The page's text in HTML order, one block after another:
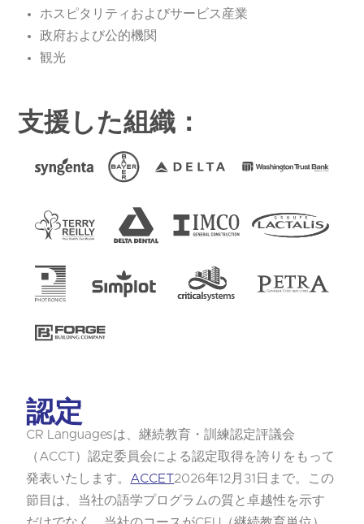
ホスピタリティおよびサービス産業
政府および公的機関
観光
支援した組織：
認定
CR Languagesは、継続教育・訓練認定評議会
（ACCT）認定委員会による認定取得を誇りをもって
発表いたします。 ACCET2026年12月31日まで。この
節目は、当社の語学プログラムの質と卓越性を示す